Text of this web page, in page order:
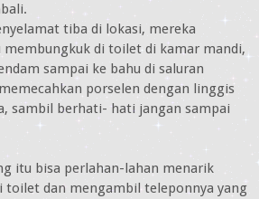
tiba di lokasi, mereka
di toilet di kamar mandi,
sampai ke bahu di saluran
porselen dengan linggis
sambil berhati- hati jangan sampai
itu bisa perlahan-lahan menarik
toilet dan mengambil teleponnya yang